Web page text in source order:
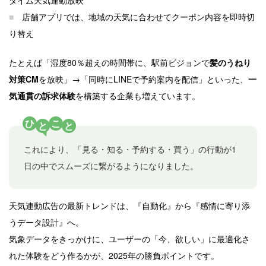
■ 店舗アプリでは、地域の天気に合わせてクーポン内容を即時切
り替え
たとえば「湿度80％超えの時間帯に、駅前ビジョンで髪のうねり
対策CMを放映」→「同時にLINEで予約案内を配信」といった、 一
気通貫の訴求体験を構築する企業も増えています。
ひ と こ と
これにより、「見る・知る・予約する・買う」の行動が1
日の中でスムーズに繋がるようになりました。
天気連動広告の最新トレンドは、『自動化』から『感情に寄り添
うデータ設計』へ。
気象データをきっかけに、ユーザーの「今、欲しい」に最適化さ
れた体験をどう作るかが、2025年の勝負ポイントです。